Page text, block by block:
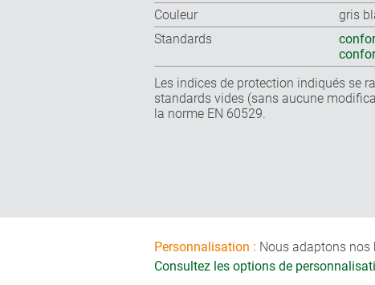
Couleur
gris
Standards
Les indices de protection indiqués se
standards vides (sans aucune
la norme EN 60529.
Personnalisation : Nous adaptons nos
Consultez les options de